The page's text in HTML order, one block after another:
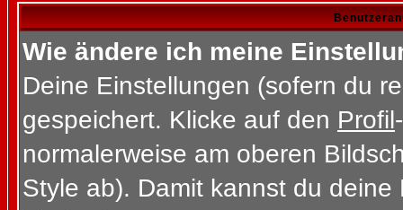
Wie ändere ich meine
Deine Einstellungen (sofern du
gespeichert. Klicke auf den Profil
normalerweise am oberen
Style ab). Damit kannst du